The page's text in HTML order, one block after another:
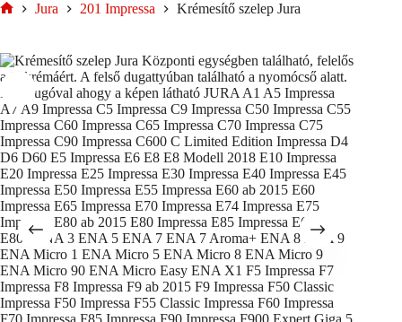
Jura 201 Impressa Krémesítő szelep Jura